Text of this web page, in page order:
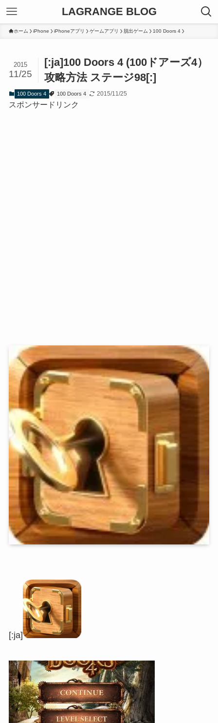
LAGRANGE BLOG
ホーム iPhone iPhoneアプリ ゲームアプリ 脱出ゲーム 100 Doors 4
[:ja]100 Doors 4 (100ドアーズ4）
攻略方法 ステージ98[:]
2015
11/25
100 Doors 4 100 Doors 4 2015/11/25
スポンサードリンク
[:ja]